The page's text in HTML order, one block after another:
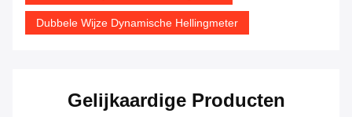
Dubbele Wijze Dynamische Hellingmeter
Gelijkaardige Producten